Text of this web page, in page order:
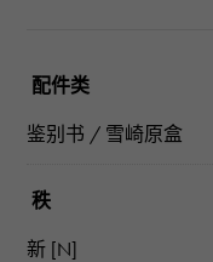
配件类
鉴别书 / 雪崎原盒
秩
新 [N]